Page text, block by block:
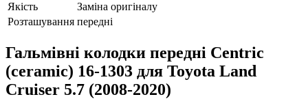
Якість
Заміна оригіналу
Розташування передні
Гальмівні колодки передні Centric
(ceramic) 16-1303 для Toyota Land
Cruiser 5.7 (2008-2020)